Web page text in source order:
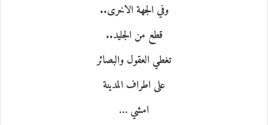
وفي الجهة الاخرى..
قطع من الجليد..
تغطي العقول والبصائر
على اطراف المدينة
امشي …